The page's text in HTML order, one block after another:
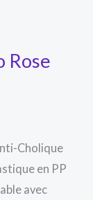
Rose
Cholique
en PP
avec